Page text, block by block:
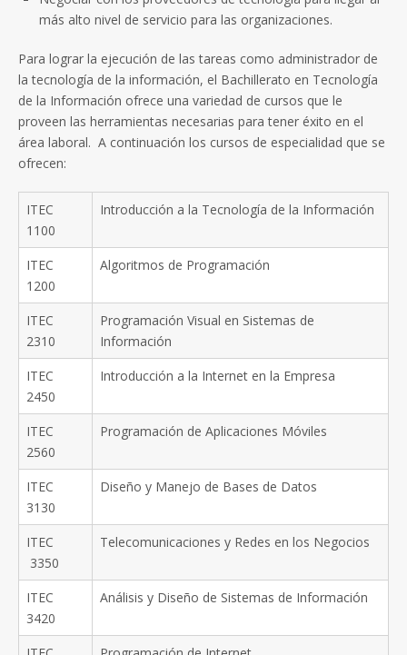
más alto nivel de servicio para las organizaciones.
Para lograr la ejecución de las tareas como administrador de
la tecnología de la información, el Bachillerato en Tecnología
de la Información ofrece una variedad de cursos que le
proveen las herramientas necesarias para tener éxito en el
área laboral. A continuación los cursos de especialidad que se
ofrecen:
ITEC
1100
Introducción a la Tecnología de la Información
ITEC
1200
Algoritmos de Programación
ITEC
2310
Programación Visual en Sistemas de
Información
ITEC
2450
Introducción a la Internet en la Empresa
ITEC
2560
Programación de Aplicaciones Móviles
ITEC
3130
Diseño y Manejo de Bases de Datos
ITEC
3350
Telecomunicaciones y Redes en los Negocios
ITEC
3420
Análisis y Diseño de Sistemas de Información